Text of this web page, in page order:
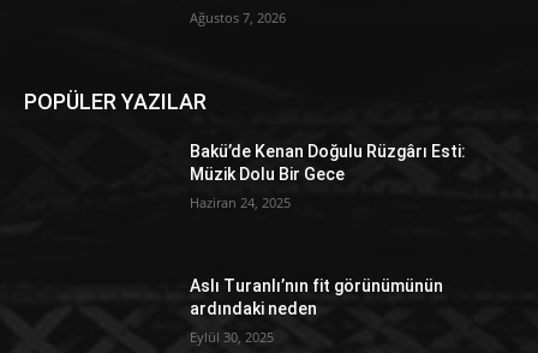
Ağustos 7, 2026
POPÜLER YAZILAR
Bakü’de Kenan Doğulu Rüzgârı Esti:
Müzik Dolu Bir Gece
Haziran 24, 2025
Aslı Turanlı’nın fit görünümünün
ardındaki neden
Eylül 30, 2025